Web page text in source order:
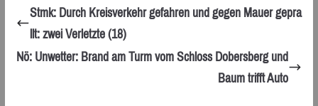
Stmk: Durch Kreisverkehr gefahren und gegen Mauer gepra
llt: zwei Verletzte (18)
Nö: Unwetter: Brand am Turm vom Schloss Dobersberg und
Baum trifft Auto